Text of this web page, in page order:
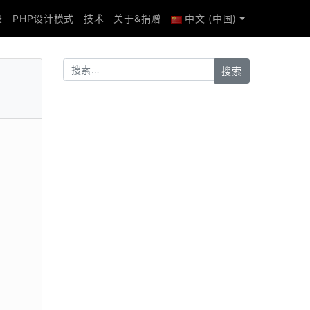
PHP设计模式 技术 关于&捐赠 中文 (中国)